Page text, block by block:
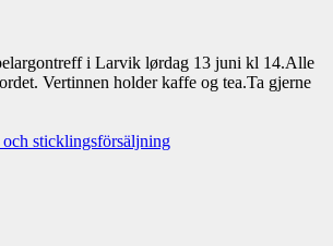
i Larvik lørdag 13 juni kl 14.Alle
Vertinnen holder kaffe og tea.Ta gjerne
sticklingsförsäljning